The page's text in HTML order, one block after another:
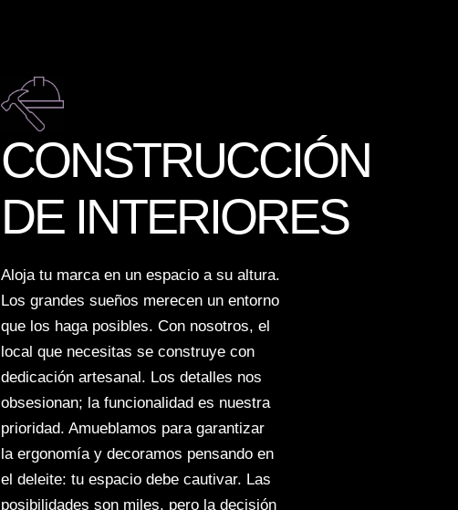
CONSTRUCCIÓN
DE INTERIORES
Aloja tu marca en un espacio a su altura.
Los grandes sueños merecen un entorno
que los haga posibles. Con nosotros, el
local que necesitas se construye con
dedicación artesanal. Los detalles nos
obsesionan; la funcionalidad es nuestra
prioridad. Amueblamos para garantizar
la ergonomía y decoramos pensando en
el deleite: tu espacio debe cautivar. Las
posibilidades son miles, pero la decisión